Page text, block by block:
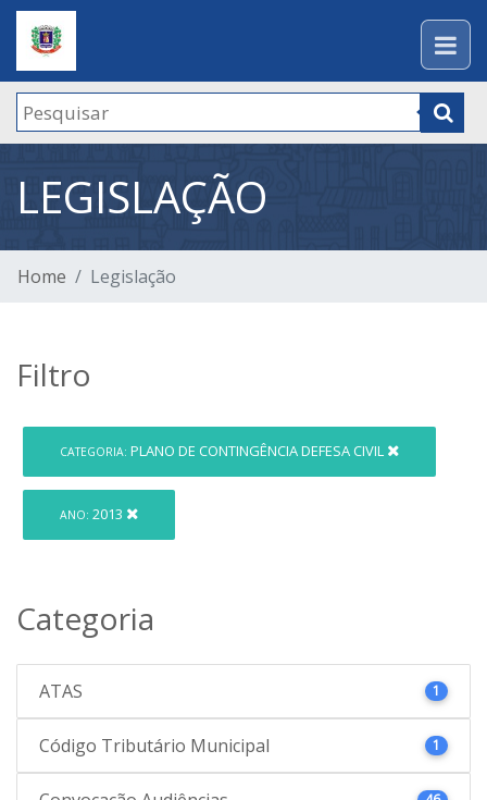
LEGISLAÇÃO
Home Legislação
Filtro
CATEGORIA: PLANO DE CONTINGÊNCIA DEFESA CIVIL
ANO: 2013
Categoria
ATAS 1
Código Tributário Municipal 1